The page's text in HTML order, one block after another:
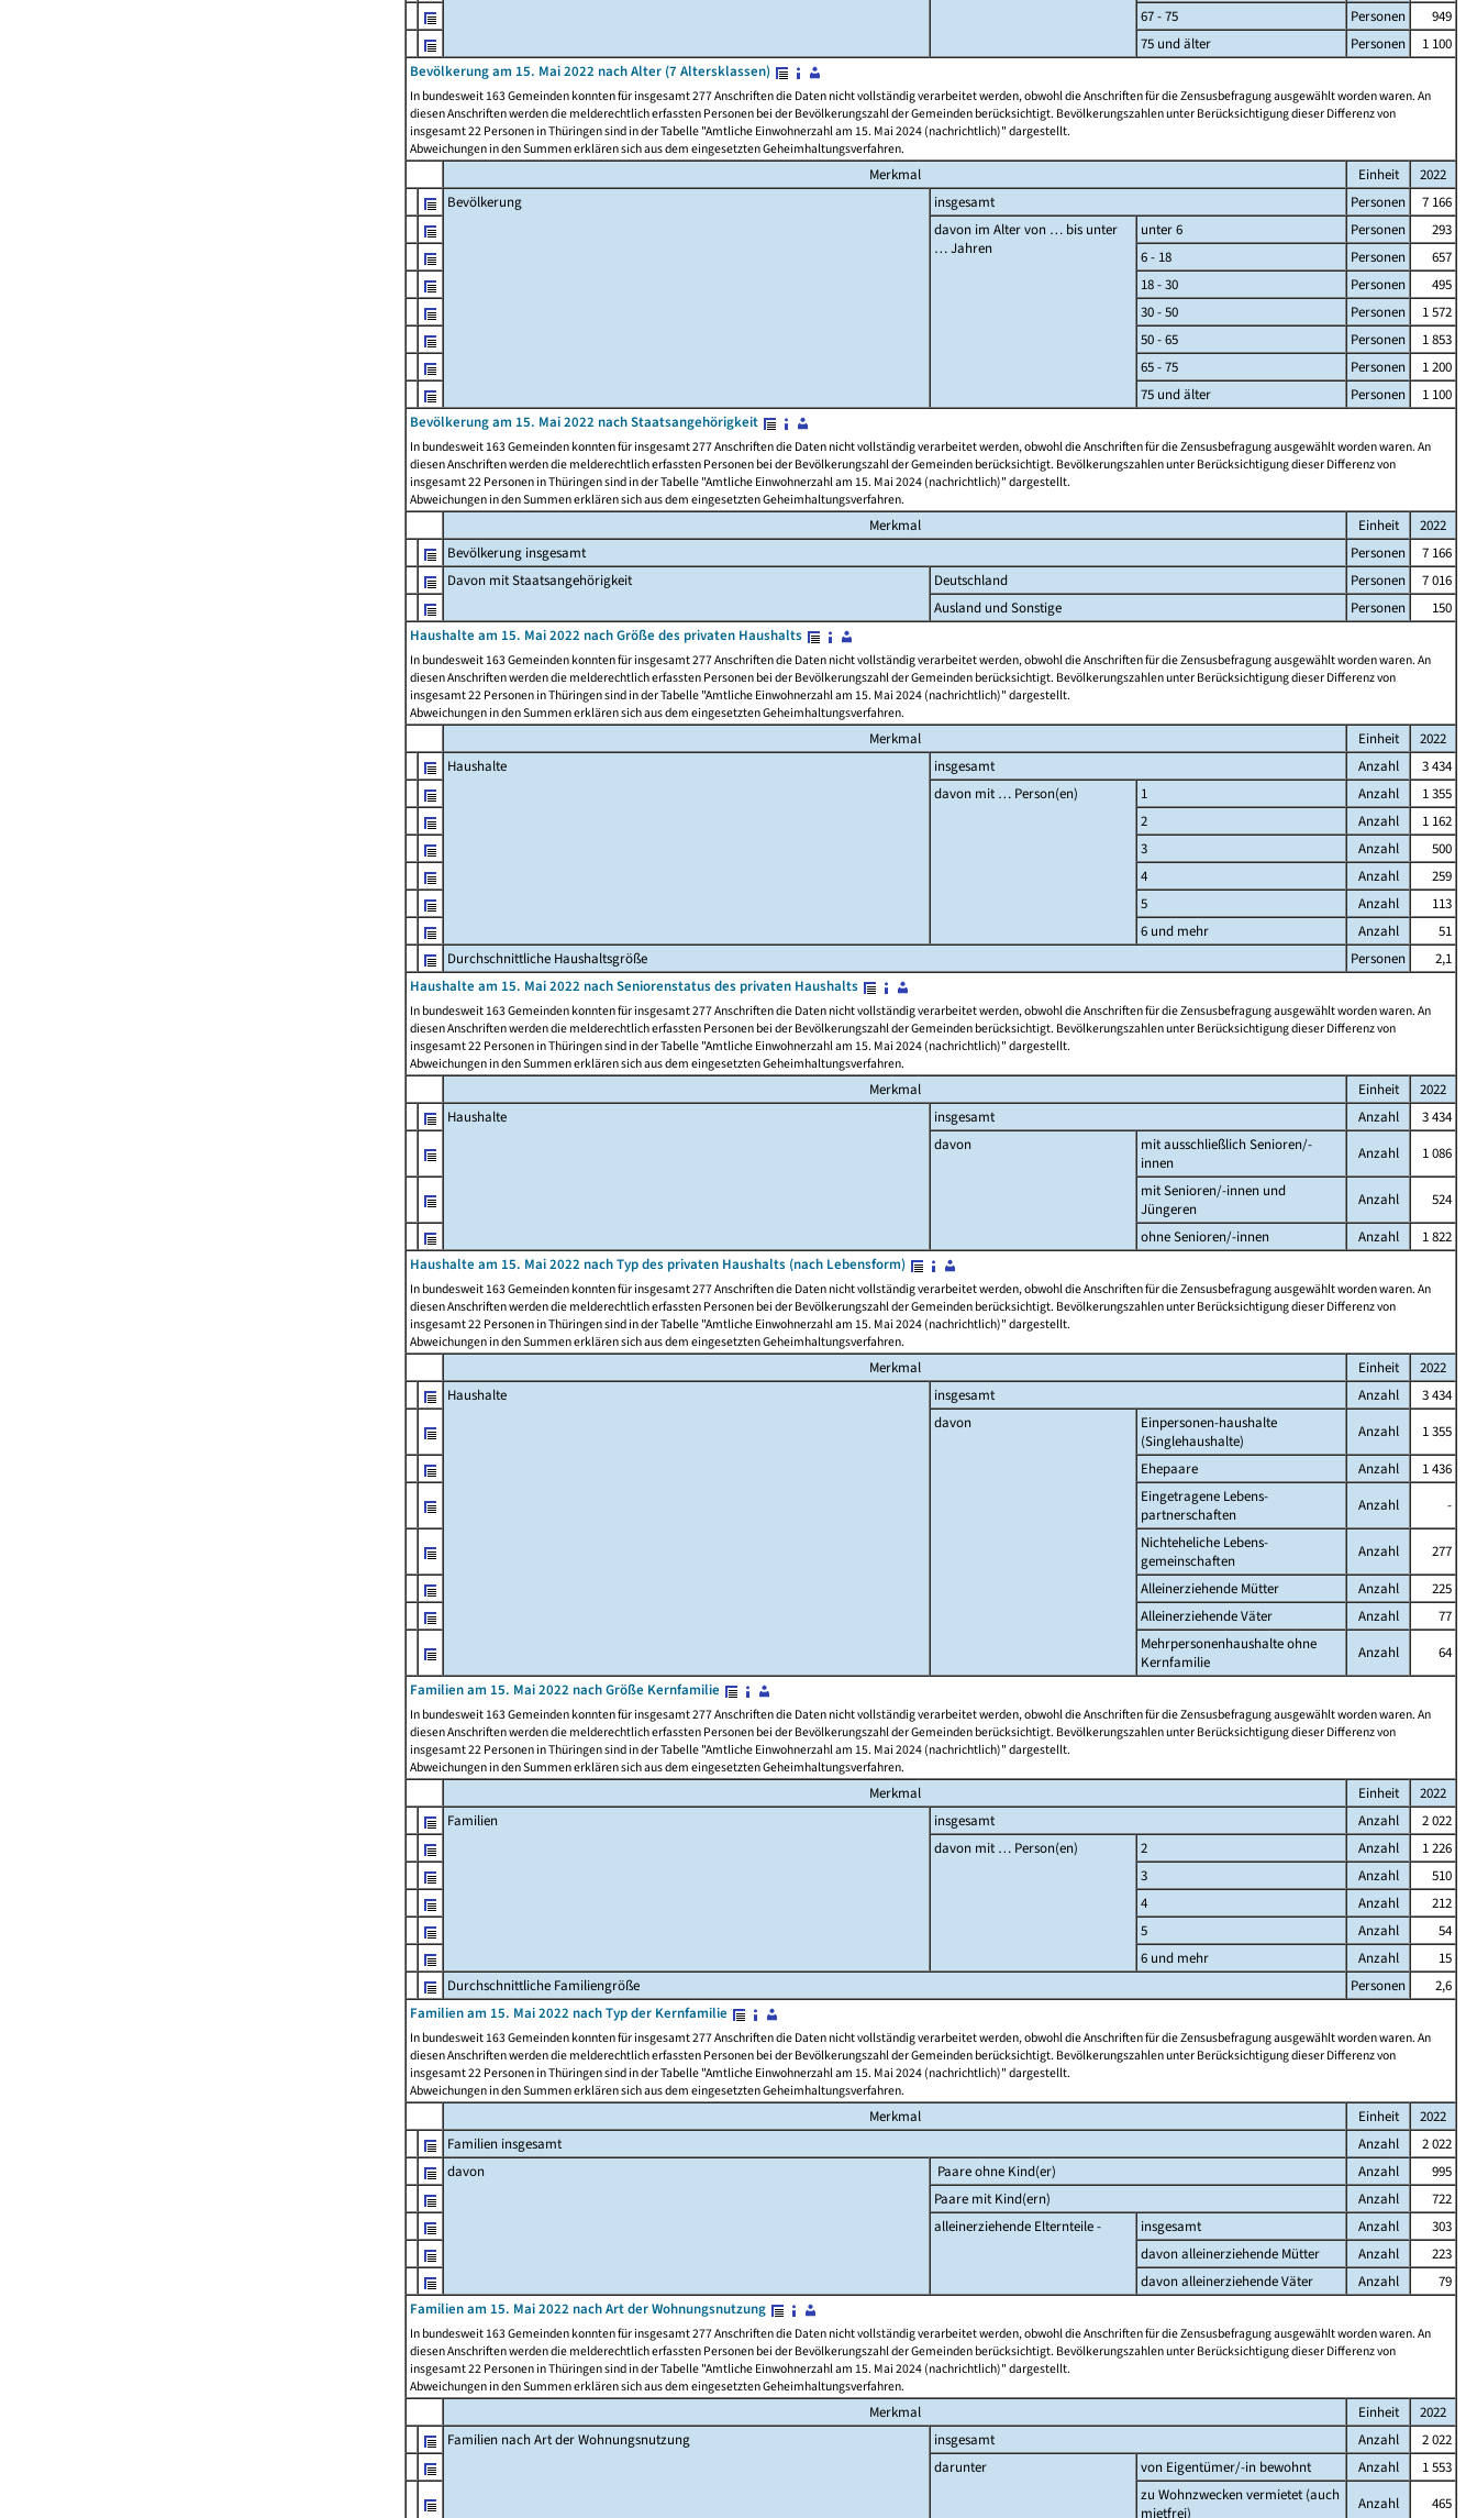
67 - 75
Personen
949
75 und älter
Personen
1 100
Bevölkerung am 15. Mai 2022 nach Alter (7 Altersklassen)
In bundesweit 163 Gemeinden konnten für insgesamt 277 Anschriften die Daten nicht vollständig verarbeitet werden, obwohl die Anschriften für die Zensusbefragung ausgewählt worden waren. An
diesen Anschriften werden die melderechtlich erfassten Personen bei der Bevölkerungszahl der Gemeinden berücksichtigt. Bevölkerungszahlen unter Berücksichtigung dieser Differenz von
insgesamt 22 Personen in Thüringen sind in der Tabelle "Amtliche Einwohnerzahl am 15. Mai 2024 (nachrichtlich)" dargestellt.
Abweichungen in den Summen erklären sich aus dem eingesetzten Geheimhaltungsverfahren.
Merkmal Einheit
2022
Bevölkerung
insgesamt Personen
7 166
davon im Alter von … bis unter
… Jahren
unter 6 Personen
293
6 - 18
Personen
657
18 - 30
Personen
495
30 - 50
Personen
1 572
50 - 65
Personen
1 853
65 - 75
Personen
1 200
75 und älter
Personen
1 100
Bevölkerung am 15. Mai 2022 nach Staatsangehörigkeit
In bundesweit 163 Gemeinden konnten für insgesamt 277 Anschriften die Daten nicht vollständig verarbeitet werden, obwohl die Anschriften für die Zensusbefragung ausgewählt worden waren. An
diesen Anschriften werden die melderechtlich erfassten Personen bei der Bevölkerungszahl der Gemeinden berücksichtigt. Bevölkerungszahlen unter Berücksichtigung dieser Differenz von
insgesamt 22 Personen in Thüringen sind in der Tabelle "Amtliche Einwohnerzahl am 15. Mai 2024 (nachrichtlich)" dargestellt.
Abweichungen in den Summen erklären sich aus dem eingesetzten Geheimhaltungsverfahren.
Merkmal Einheit
2022
Bevölkerung insgesamt
Personen
7 166
Davon mit Staatsangehörigkeit
Deutschland Personen
7 016
Ausland und Sonstige
Personen
150
Haushalte am 15. Mai 2022 nach Größe des privaten Haushalts
In bundesweit 163 Gemeinden konnten für insgesamt 277 Anschriften die Daten nicht vollständig verarbeitet werden, obwohl die Anschriften für die Zensusbefragung ausgewählt worden waren. An
diesen Anschriften werden die melderechtlich erfassten Personen bei der Bevölkerungszahl der Gemeinden berücksichtigt. Bevölkerungszahlen unter Berücksichtigung dieser Differenz von
insgesamt 22 Personen in Thüringen sind in der Tabelle "Amtliche Einwohnerzahl am 15. Mai 2024 (nachrichtlich)" dargestellt.
Abweichungen in den Summen erklären sich aus dem eingesetzten Geheimhaltungsverfahren.
Merkmal Einheit
2022
Haushalte
insgesamt Anzahl
3 434
davon mit … Person(en)
1 Anzahl
1 355
2
Anzahl
1 162
3
Anzahl
500
4
Anzahl
259
5
Anzahl
113
6 und mehr
Anzahl
51
Durchschnittliche Haushaltsgröße
Personen
2,1
Haushalte am 15. Mai 2022 nach Seniorenstatus des privaten Haushalts
In bundesweit 163 Gemeinden konnten für insgesamt 277 Anschriften die Daten nicht vollständig verarbeitet werden, obwohl die Anschriften für die Zensusbefragung ausgewählt worden waren. An
diesen Anschriften werden die melderechtlich erfassten Personen bei der Bevölkerungszahl der Gemeinden berücksichtigt. Bevölkerungszahlen unter Berücksichtigung dieser Differenz von
insgesamt 22 Personen in Thüringen sind in der Tabelle "Amtliche Einwohnerzahl am 15. Mai 2024 (nachrichtlich)" dargestellt.
Abweichungen in den Summen erklären sich aus dem eingesetzten Geheimhaltungsverfahren.
Merkmal Einheit
2022
Haushalte
insgesamt Anzahl
3 434
davon
mit ausschließlich Senioren/-
innen
Anzahl
1 086
mit Senioren/-innen und
Jüngeren
Anzahl
524
ohne Senioren/-innen
Anzahl
1 822
Haushalte am 15. Mai 2022 nach Typ des privaten Haushalts (nach Lebensform)
In bundesweit 163 Gemeinden konnten für insgesamt 277 Anschriften die Daten nicht vollständig verarbeitet werden, obwohl die Anschriften für die Zensusbefragung ausgewählt worden waren. An
diesen Anschriften werden die melderechtlich erfassten Personen bei der Bevölkerungszahl der Gemeinden berücksichtigt. Bevölkerungszahlen unter Berücksichtigung dieser Differenz von
insgesamt 22 Personen in Thüringen sind in der Tabelle "Amtliche Einwohnerzahl am 15. Mai 2024 (nachrichtlich)" dargestellt.
Abweichungen in den Summen erklären sich aus dem eingesetzten Geheimhaltungsverfahren.
Merkmal Einheit
2022
Haushalte
insgesamt Anzahl
3 434
davon
Einpersonen-haushalte
(Singlehaushalte)
Anzahl
1 355
Ehepaare
Anzahl
1 436
Eingetragene Lebens-
partnerschaften
Anzahl
-
Nichteheliche Lebens-
gemeinschaften
Anzahl
277
Alleinerziehende Mütter
Anzahl
225
Alleinerziehende Väter
Anzahl
77
Mehrpersonenhaushalte ohne
Kernfamilie
Anzahl
64
Familien am 15. Mai 2022 nach Größe Kernfamilie
In bundesweit 163 Gemeinden konnten für insgesamt 277 Anschriften die Daten nicht vollständig verarbeitet werden, obwohl die Anschriften für die Zensusbefragung ausgewählt worden waren. An
diesen Anschriften werden die melderechtlich erfassten Personen bei der Bevölkerungszahl der Gemeinden berücksichtigt. Bevölkerungszahlen unter Berücksichtigung dieser Differenz von
insgesamt 22 Personen in Thüringen sind in der Tabelle "Amtliche Einwohnerzahl am 15. Mai 2024 (nachrichtlich)" dargestellt.
Abweichungen in den Summen erklären sich aus dem eingesetzten Geheimhaltungsverfahren.
Merkmal Einheit
2022
Familien
insgesamt Anzahl
2 022
davon mit … Person(en)
2 Anzahl
1 226
3
Anzahl
510
4
Anzahl
212
5
Anzahl
54
6 und mehr
Anzahl
15
Durchschnittliche Familiengröße
Personen
2,6
Familien am 15. Mai 2022 nach Typ der Kernfamilie
In bundesweit 163 Gemeinden konnten für insgesamt 277 Anschriften die Daten nicht vollständig verarbeitet werden, obwohl die Anschriften für die Zensusbefragung ausgewählt worden waren. An
diesen Anschriften werden die melderechtlich erfassten Personen bei der Bevölkerungszahl der Gemeinden berücksichtigt. Bevölkerungszahlen unter Berücksichtigung dieser Differenz von
insgesamt 22 Personen in Thüringen sind in der Tabelle "Amtliche Einwohnerzahl am 15. Mai 2024 (nachrichtlich)" dargestellt.
Abweichungen in den Summen erklären sich aus dem eingesetzten Geheimhaltungsverfahren.
Merkmal Einheit
2022
Familien insgesamt
Anzahl
2 022
davon
Paare ohne Kind(er) Anzahl
995
Paare mit Kind(ern)
Anzahl
722
alleinerziehende Elternteile -
insgesamt Anzahl
303
davon alleinerziehende Mütter
Anzahl
223
davon alleinerziehende Väter
Anzahl
79
Familien am 15. Mai 2022 nach Art der Wohnungsnutzung
In bundesweit 163 Gemeinden konnten für insgesamt 277 Anschriften die Daten nicht vollständig verarbeitet werden, obwohl die Anschriften für die Zensusbefragung ausgewählt worden waren. An
diesen Anschriften werden die melderechtlich erfassten Personen bei der Bevölkerungszahl der Gemeinden berücksichtigt. Bevölkerungszahlen unter Berücksichtigung dieser Differenz von
insgesamt 22 Personen in Thüringen sind in der Tabelle "Amtliche Einwohnerzahl am 15. Mai 2024 (nachrichtlich)" dargestellt.
Abweichungen in den Summen erklären sich aus dem eingesetzten Geheimhaltungsverfahren.
Merkmal Einheit
2022
Familien nach Art der Wohnungsnutzung
insgesamt Anzahl
2 022
darunter
von Eigentümer/-in bewohnt Anzahl
1 553
zu Wohnzwecken vermietet (auch
mietfrei)
Anzahl 465